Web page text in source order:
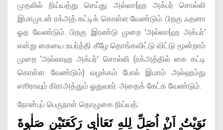
முதலில் நிய்யத்து செய்து அல்லா{ஹ அக்பர் சொல்லி
இமாமுடன் ரக்அத் கட்டிக் கொள்ள வேண்டும். பிறகு ஃதனா
ஓத வேண்டும். பிறகு இரண்டு முறை 'அல்லா{ஹ அக்பர்'
என்று கையை உயர்த்தி கீழே தொங்கவிட்டு விட்டு மூன்றாம்
முறை 'அல்லாஹ அக்பர்' சொல்லி (ரக்அத்தில் கை கட்டி
கொள்ள வேண்டும்) வழக்கம் போல் இமாம் அல்ஹம்து
ஸூராவும் கிராஅத்தும் ஓதுவார். அதைக் கேட்க வேண்டும்.
நோன்புப் பெருநாள் தொழுகை நிய்யத்:
نَوَيْتُ اَنْ اُصَلِّ لِلهِ تَعَااٰى رَكَعَتَيْنِ صَلٰوةَ